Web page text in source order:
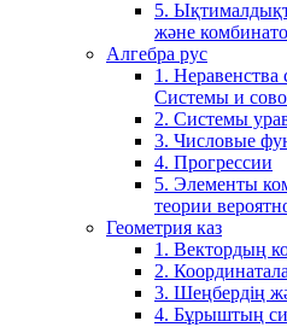
5.
және
Алгебра рус
1.
Системы и
2. Системы
3. Числовые
4. Прогрессии
5. Элементы
теории
Геометрия каз
1. Вектордың
2.
3. Шеңбердің
4. Бұрыштың